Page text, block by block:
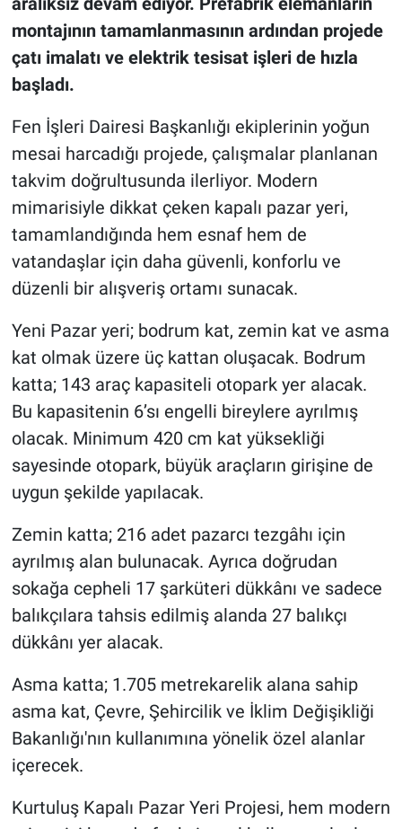
montajının tamamlanmasının ardından projede
çatı imalatı ve elektrik tesisat işleri de hızla
başladı.
Fen İşleri Dairesi Başkanlığı ekiplerinin yoğun
mesai harcadığı projede, çalışmalar planlanan
takvim doğrultusunda ilerliyor. Modern
mimarisiyle dikkat çeken kapalı pazar yeri,
tamamlandığında hem esnaf hem de
vatandaşlar için daha güvenli, konforlu ve
düzenli bir alışveriş ortamı sunacak.
Yeni Pazar yeri; bodrum kat, zemin kat ve asma
kat olmak üzere üç kattan oluşacak. Bodrum
katta; 143 araç kapasiteli otopark yer alacak.
Bu kapasitenin 6’sı engelli bireylere ayrılmış
olacak. Minimum 420 cm kat yüksekliği
sayesinde otopark, büyük araçların girişine de
uygun şekilde yapılacak.
Zemin katta; 216 adet pazarcı tezgâhı için
ayrılmış alan bulunacak. Ayrıca doğrudan
sokağa cepheli 17 şarküteri dükkânı ve sadece
balıkçılara tahsis edilmiş alanda 27 balıkçı
dükkânı yer alacak.
Asma katta; 1.705 metrekarelik alana sahip
asma kat, Çevre, Şehircilik ve İklim Değişikliği
Bakanlığı'nın kullanımına yönelik özel alanlar
içerecek.
Kurtuluş Kapalı Pazar Yeri Projesi, hem modern
Bilim ve Teknoloji